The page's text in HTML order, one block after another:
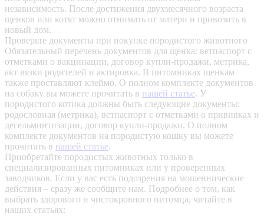
независимость. После достижения двухмесячного возраста
щенков или котят можно отнимать от матери и привозить в
новый дом.
Проверьте документы при покупке породистого животного
Обязательный перечень документов для щенка: ветпаспорт с
отметками о вакцинации, договор купли-продажи, метрика,
акт вязки родителей и актировка. В питомниках щенкам
также проставляют клеймо. О полном комплекте документов
на собаку вы можете прочитать в нашей статье. У
породистого котика должны быть следующие документы:
родословная (метрика), ветпаспорт с отметками о прививках и
дегельминтизации, договор купли-продажи. О полном
комплекте документов на породистую кошку вы можете
прочитать в нашей статье.
Приобретайте породистых животных только в
специализированных питомниках или у проверенных
заводчиков. Если у вас есть подозрения на мошеннические
действия – сразу же сообщите нам. Подробнее о том, как
выбрать здорового и чистокровного питомца, читайте в
наших статьях: